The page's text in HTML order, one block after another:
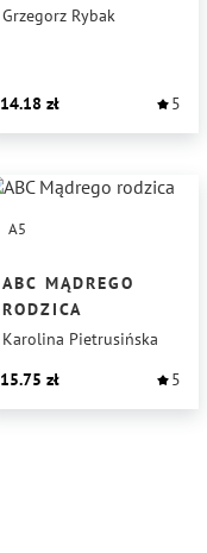
Grzegorz Rybak
14.18 5
A5
ABC MĄDREGO
RODZICA
Karolina Pietrusińska
15.75
5